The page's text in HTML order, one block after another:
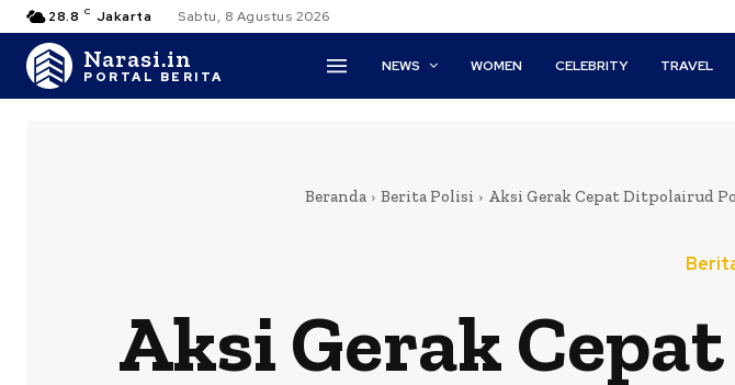
28.8 C Jakarta Sabtu, 8 Agustus 2026
Narasi.in
PORTAL BERITA
NEWS WOMEN CELEBRITY TRAVEL
Beranda Berita Polisi Aksi Gerak Cepat Ditpolairud
Aksi Gerak